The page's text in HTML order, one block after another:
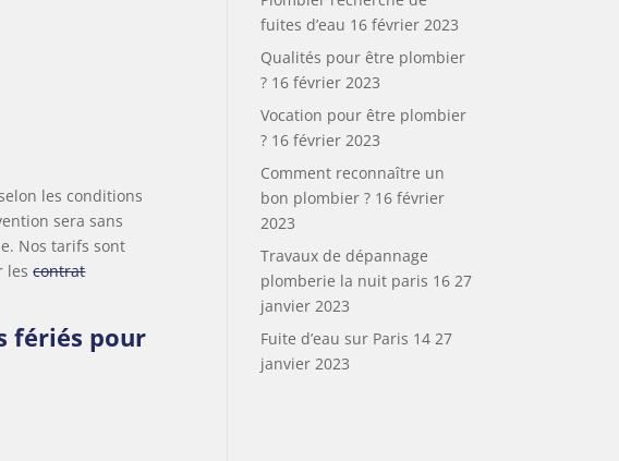
les conditions
sera sans
Nos tarifs sont
lescontrat
fériés pour
fuites d’eau 16 février 2023
Qualités pour être plombier
? 16 février 2023
Vocation pour être plombier
? 16 février 2023
Comment reconnaître un
bon plombier ? 16 février
2023
Travaux de dépannage
plomberie la nuit paris 16 27
janvier 2023
Fuite d’eau sur Paris 14 27
janvier 2023